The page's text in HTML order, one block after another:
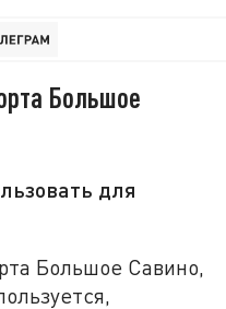
Большое
для
Большое Савино,